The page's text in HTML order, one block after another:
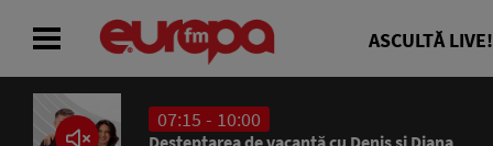
ASCULTĂ LIVE!
07:15 - 10:00
Deșteptarea de vacanță cu Denis și Diana
ACASĂ